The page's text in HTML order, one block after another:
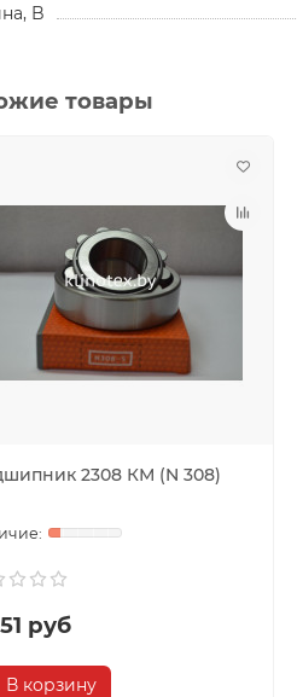
B
товары
2308 КМ (N 308)
руб
В корзину